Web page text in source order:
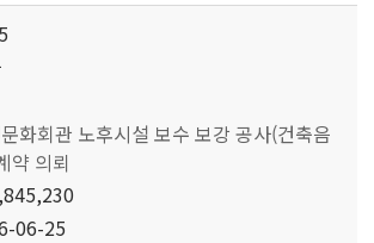
화회관 노후시설 보수 보강 공사(건축음
약 의뢰
06-25